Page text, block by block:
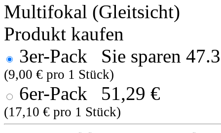
Multifokal (Gleitsicht)
Produkt kaufen
3er-Pack
Sie sparen
(9,00 € pro 1 Stück)
6er-Pack 51,29 €
(17,10 € pro 1 Stück)